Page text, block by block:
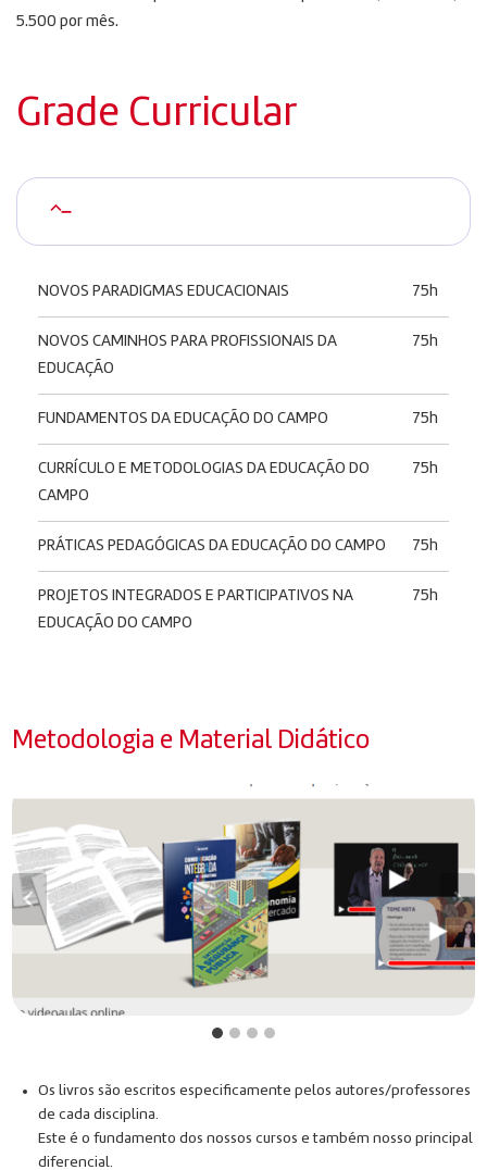
5.500 por mês.
Grade Curricular
–
NOVOS PARADIGMAS EDUCACIONAIS 75h
NOVOS CAMINHOS PARA PROFISSIONAIS DA
EDUCAÇÃO
75h
FUNDAMENTOS DA EDUCAÇÃO DO CAMPO 75h
CURRÍCULO E METODOLOGIAS DA EDUCAÇÃO DO
CAMPO
75h
PRÁTICAS PEDAGÓGICAS DA EDUCAÇÃO DO CAMPO 75h
PROJETOS INTEGRADOS E PARTICIPATIVOS NA
EDUCAÇÃO DO CAMPO
75h
Metodologia e Material Didático
Os livros são escritos especificamente pelos autores/professores
de cada disciplina.
Este é o fundamento dos nossos cursos e também nosso principal
diferencial.